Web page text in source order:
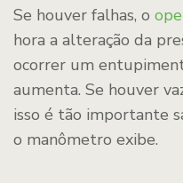
Se houver falhas, o
hora a alteração da
ocorrer um
aumenta. Se houver
isso é tão importante
o manômetro exibe.